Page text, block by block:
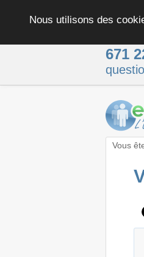
Nous utilisons des
671
Vous